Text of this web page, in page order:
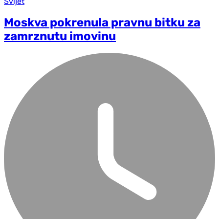
Moskva pokrenula pravnu bitku za
zamrznutu imovinu